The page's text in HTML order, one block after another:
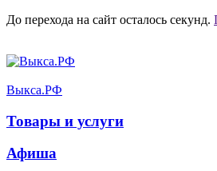
До перехода на сайт осталось секунд.
Выкса.РФ
Товары и услуги
Афиша